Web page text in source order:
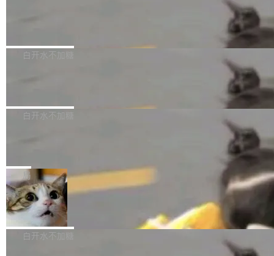
自研的多个文生3D和...
整性保护。效果是：吞吐量提升 41%，每 token
让语音识别不再只是听清，而是真正听懂。通过
w 不要求标准普通话，方言识别覆盖粤语、吴语
新和少量网页兼容性修复版本。 Changes/fixe
容提供的字体时出现的几个问题 为避免音频加
质的最低采样率）的音频格式将被拒绝 修复了 C
SS 圆角虚线样式中可能存在的问题 如果表单中
的图像元素不在同一个子树中，则它们将不再关
联 加...
白开水不加糖
发布的 Release Notes，他利用 AI 工具（如 Co
最强的若干项。对于尚未正式发版的 PG 19，则
通过拉取过去一年内（从 PG 18 Beta1 时间点
至今）的所有 commit，同样交由 AI 分析提炼。
经过人工复核，准确度令人满意。这一方法也为
社区爱好者提供了高效跟踪新版本的思路。
白开水不加糖
维护工作一直与我的日常工作、家务、社交生活
和休闲娱乐竞争时间。" 这是 libexpat 维护者 S
ebastian Pipping 写在博客里的话。8 月 4 日，
他宣布了一个新消息：从 2026 年 8 月 1 日起，
他可以全职维护 libexpat 了，最长 6 个月。发
局
Firefox 153.0.3 发布
Firefox 153.0.3 现已发布，具体更新内容如
下： New Smart Window 包含多项增强功能：
白开水不加糖